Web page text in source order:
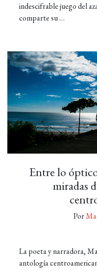
indescifrable juego del
comparte su …
Entre lo
miradas
Por
La poeta y narradora,
antología